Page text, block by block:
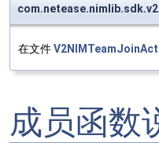
在文件
成员函数